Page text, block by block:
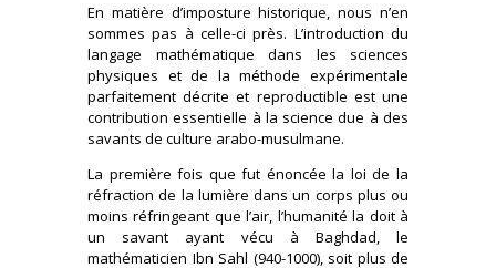
En matière d’imposture historique, nous n’en
sommes pas à celle-ci près. L’introduction du
langage mathématique dans les sciences
physiques et de la méthode expérimentale
parfaitement décrite et reproductible est une
contribution essentielle à la science due à des
savants de culture arabo-musulmane.
La première fois que fut énoncée la loi de la
réfraction de la lumière dans un corps plus ou
moins réfringeant que l’air, l’humanité la doit à
un savant ayant vécu à Baghdad, le
mathématicien Ibn Sahl (940-1000), soit plus de